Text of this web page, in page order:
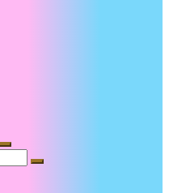
Suche
Suche